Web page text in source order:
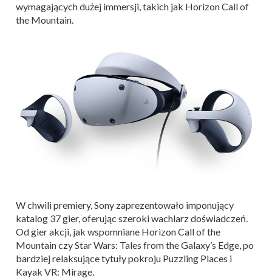
wymagających dużej immersji, takich jak Horizon Call of
the Mountain.
W chwili premiery, Sony zaprezentowało imponujący
katalog 37 gier, oferując szeroki wachlarz doświadczeń.
Od gier akcji, jak wspomniane Horizon Call of the
Mountain czy Star Wars: Tales from the Galaxy’s Edge, po
bardziej relaksujące tytuły pokroju Puzzling Places i
Kayak VR: Mirage.